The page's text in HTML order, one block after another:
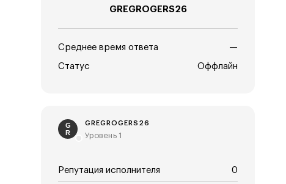
GREGROGERS26
Среднее время ответа —
Статус Оффлайн
G
R
GREGROGERS26
Уровень 1
Репутация исполнителя 0